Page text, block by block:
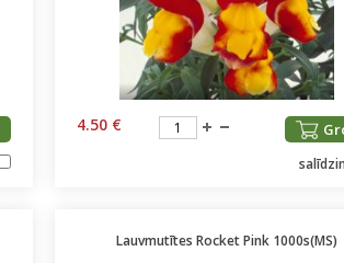
4.50 €
Lauvmutītes Rocket Pink 1000s(MS)